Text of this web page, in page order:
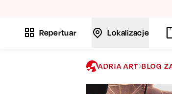
Repertuar Lokalizacje
ADRIA ART BLOG